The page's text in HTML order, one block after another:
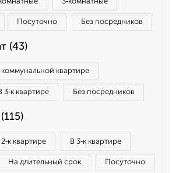
Посуточно Без посредников
(43)
коммунальной квартире
3‑к квартире Без посредников
2‑к квартире В 3‑к квартире
На длительный срок Посуточно